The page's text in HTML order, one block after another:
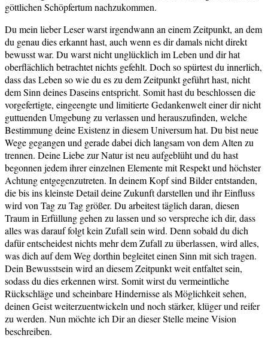
göttlichen Schöpfertum nachzukommen.
Du mein lieber Leser warst irgendwann an einem Zeitpunkt, an dem
du genau dies erkannt hast, auch wenn es dir damals nicht direkt
bewusst war. Du warst nicht unglücklich im Leben und dir hat
oberflächlich betrachtet nichts gefehlt. Doch so spürtest du innerlich,
dass das Leben so wie du es zu dem Zeitpunkt geführt hast, nicht
dem Sinn deines Daseins entspricht. Somit hast du beschlossen die
vorgefertigte, eingeengte und limitierte Gedankenwelt einer dir nicht
guttuenden Umgebung zu verlassen und herauszufinden, welche
Bestimmung deine Existenz in diesem Universum hat. Du bist neue
Wege gegangen und gerade dabei dich langsam von dem Alten zu
trennen. Deine Liebe zur Natur ist neu aufgeblüht und du hast
begonnen jedem ihrer einzelnen Elemente mit Respekt und höchster
Achtung entgegenzutreten. In deinem Kopf sind Bilder entstanden,
die bis ins kleinste Detail deine Zukunft darstellen und ihr Einfluss
wird von Tag zu Tag größer. Du arbeitest täglich daran, diesen
Traum in Erfüllung gehen zu lassen und so verspreche ich dir, dass
alles was darauf folgt kein Zufall sein wird. Denn sobald du dich
dafür entscheidest nichts mehr dem Zufall zu überlassen, wird alles,
was dich auf dem Weg dorthin begleitet einen Sinn mit sich tragen.
Dein Bewusstsein wird an diesem Zeitpunkt weit entfaltet sein,
sodass du dies erkennen wirst. Somit wirst du vermeintliche
Rückschläge und scheinbare Hindernisse als Möglichkeit sehen,
deinen Geist weiterzuentwickeln und noch stärker, klüger und reifer
zu werden. Nun möchte ich Dir an dieser Stelle meine Vision
beschreiben.